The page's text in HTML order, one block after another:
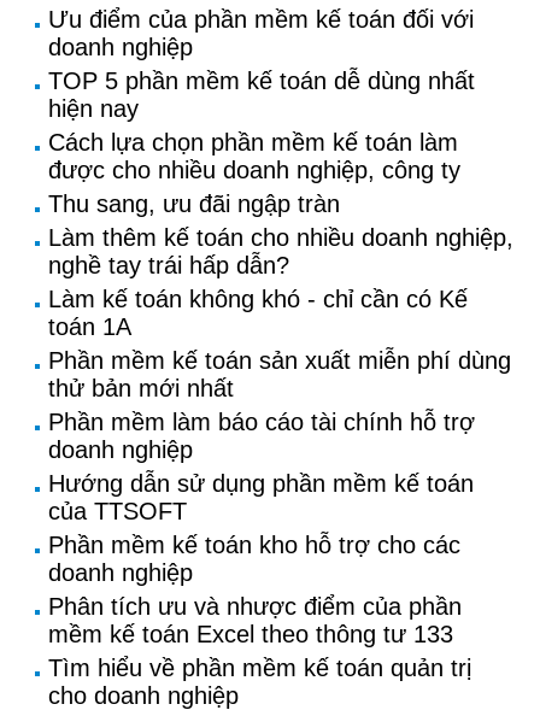
Ưu điểm của phần mềm kế toán đối với
doanh nghiệp
TOP 5 phần mềm kế toán dễ dùng nhất
hiện nay
Cách lựa chọn phần mềm kế toán làm
được cho nhiều doanh nghiệp, công ty
Thu sang, ưu đãi ngập tràn
Làm thêm kế toán cho nhiều doanh nghiệp,
nghề tay trái hấp dẫn?
Làm kế toán không khó - chỉ cần có Kế
toán 1A
Phần mềm kế toán sản xuất miễn phí dùng
thử bản mới nhất
Phần mềm làm báo cáo tài chính hỗ trợ
doanh nghiệp
Hướng dẫn sử dụng phần mềm kế toán
của TTSOFT
Phần mềm kế toán kho hỗ trợ cho các
doanh nghiệp
Phân tích ưu và nhược điểm của phần
mềm kế toán Excel theo thông tư 133
Tìm hiểu về phần mềm kế toán quản trị
cho doanh nghiệp